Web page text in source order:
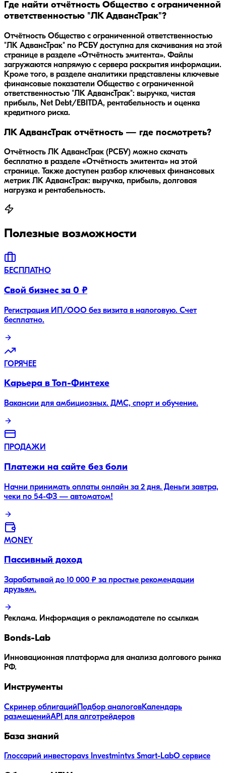
Где найти отчётность Общество с ограниченной
ответственностью "ЛК АдвансТрак"?
Отчётность Общество с ограниченной ответственностью
"ЛК АдвансТрак" по РСБУ доступна для скачивания на этой
странице в разделе «Отчётность эмитента». Файлы
загружаются напрямую с сервера раскрытия информации.
Кроме того, в разделе аналитики представлены ключевые
финансовые показатели Общество с ограниченной
ответственностью "ЛК АдвансТрак": выручка, чистая
прибыль, Net Debt/EBITDA, рентабельность и оценка
кредитного риска.
ЛК АдвансТрак отчётность — где посмотреть?
Отчётность ЛК АдвансТрак (РСБУ) можно скачать
бесплатно в разделе «Отчётность эмитента» на этой
странице. Также доступен разбор ключевых финансовых
метрик ЛК АдвансТрак: выручка, прибыль, долговая
нагрузка и рентабельность.
Полезные возможности
БЕСПЛАТНО
Свой бизнес за 0 ₽
Регистрация ИП/ООО без визита в налоговую. Счет
бесплатно.
ГОРЯЧЕЕ
Карьера в Топ-Финтехе
Вакансии для амбициозных. ДМС, спорт и обучение.
ПРОДАЖИ
Платежи на сайте без боли
Начни принимать оплаты онлайн за 2 дня. Деньги завтра,
чеки по 54-ФЗ — автоматом!
MONEY
Пассивный доход
Зарабатывай до 10 000 ₽ за простые рекомендации
друзьям.
Реклама. Информация о рекламодателе по ссылкам
Bonds-Lab
Инновационная платформа для анализа долгового рынка
РФ.
Инструменты
Скринер облигаций Подбор аналоговКалендарь
размещенийAPI для алготрейдеров
База знаний
Глоссарий инвестораvs Investmintvs Smart-LabО сервисе